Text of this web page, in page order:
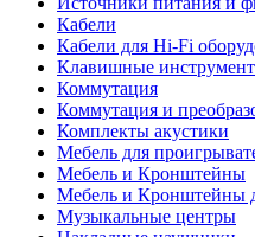
Кабели
Кабели для Hi-Fi
Клавишные
Коммутация
Коммутация и
Комплекты акустики
Мебель для
Мебель и Кронштейны
Мебель и Кронштейны
Музыкальные центры